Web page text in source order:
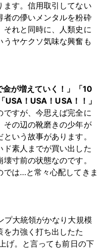
す。信用取引してない
者の儚いメンタルを粉砕
れと同時に、人類史に
ヤケクソ気味な興奮も
金が増えていく！」「10
USA！USA！USA！！」
ですが、今思えば完全に
その辺の靴磨きの少年が
いう故事があります。
素人までが買い出した
寸前の状態なのです。
では…と常々心配してきま
プ大統領がかなり大規模
力強く打ち出したた
げ。と言っても前日の下